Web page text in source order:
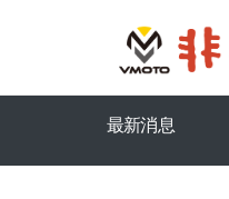
最新消息